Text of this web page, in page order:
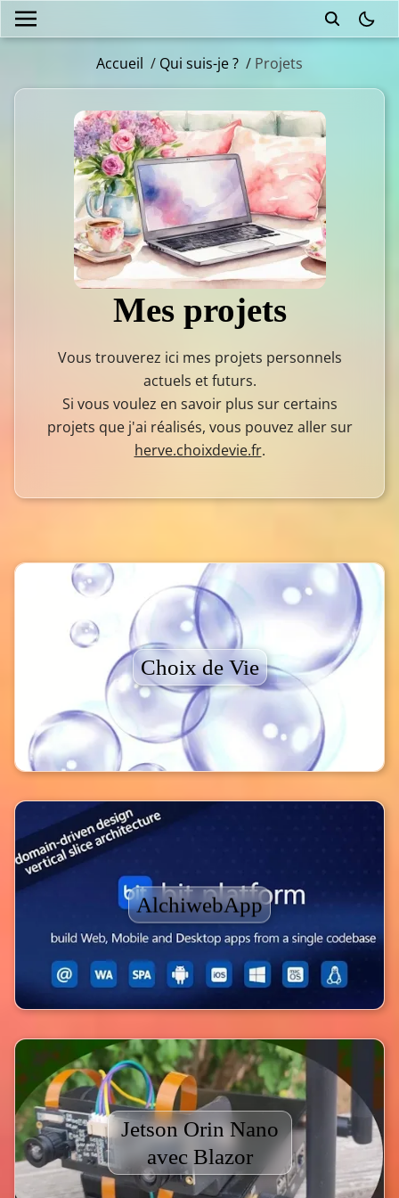
Accueil / Qui suis-je ? / Projets
Mes projets
Vous trouverez ici mes projets personnels
actuels et futurs.
Si vous voulez en savoir plus sur certains
projets que j'ai réalisés, vous pouvez aller sur
herve.choixdevie.fr.
Choix de Vie
AlchiwebApp
Jetson Orin Nano
avec Blazor